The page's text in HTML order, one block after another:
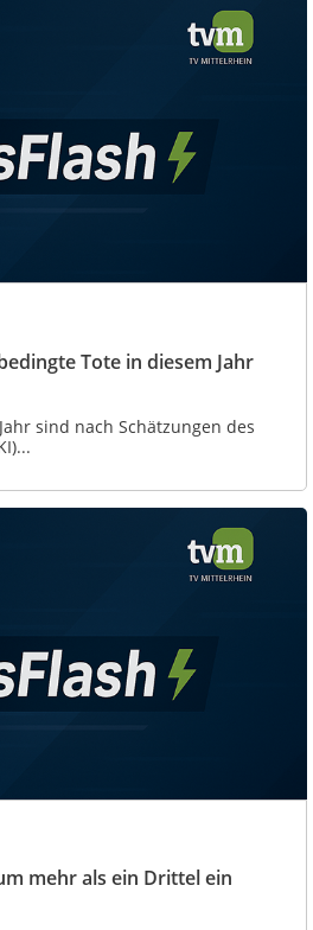
Tote in diesem Jahr
sind nach Schätzungen des
mehr als ein Drittel ein